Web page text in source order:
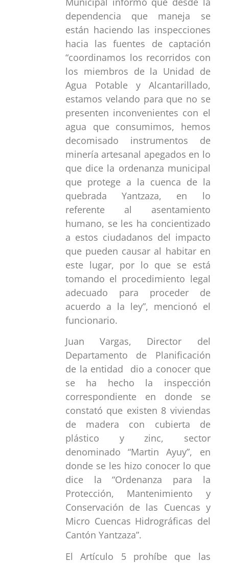
dependencia que maneja se
están haciendo las inspecciones
hacia las fuentes de captación
“coordinamos los recorridos con
los miembros de la Unidad de
Agua Potable y Alcantarillado,
estamos velando para que no se
presenten inconvenientes con el
agua que consumimos, hemos
decomisado instrumentos de
minería artesanal apegados en lo
que dice la ordenanza municipal
que protege a la cuenca de la
quebrada Yantzaza, en lo
referente al asentamiento
humano, se les ha concientizado
a estos ciudadanos del impacto
que pueden causar al habitar en
este lugar, por lo que se está
tomando el procedimiento legal
adecuado para proceder de
acuerdo a la ley”, mencionó el
funcionario.
Juan Vargas, Director del
Departamento de Planificación
de la entidad dio a conocer que
se ha hecho la inspección
correspondiente en donde se
constató que existen 8 viviendas
de madera con cubierta de
plástico y zinc, sector
denominado “Martin Ayuy”, en
donde se les hizo conocer lo que
dice la “Ordenanza para la
Protección, Mantenimiento y
Conservación de las Cuencas y
Micro Cuencas Hidrográficas del
Cantón Yantzaza”.
El Artículo 5 prohíbe que las